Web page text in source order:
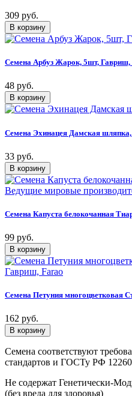
309 руб.
Семена Арбуз Жарок, 5шт, Гавриш,
48 руб.
Семена Эхинацея Дамская шляпка,
33 руб.
Семена Капуста белокочанная
99 руб.
Семена Петуния многоцветковая
162 руб.
Семена соответствуют
стандартов и ГОСТу РФ
Не содержат Генетически-
(без вреда для здоровья)